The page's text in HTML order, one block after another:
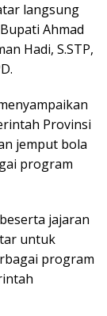
langsung
Ahmad
Hadi, S.STP,
Provinsi
jemput bola
program
jajaran
untuk
program